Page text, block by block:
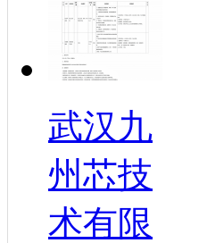
武汉九
州芯技
术有限